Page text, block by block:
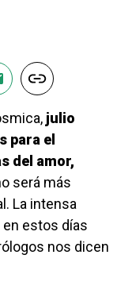
julio
para el
del amor,
será más
La intensa
estos días
nos dicen